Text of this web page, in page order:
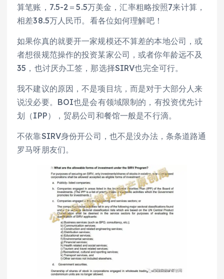
算笔账，7.5-2＝5.5万美金，汇率粗略按照7来计算，
相差38.5万人民币。看各位如何理解吧！
如果你真的就要开一家规模还不算差的本地公司，或
者想很规范操作的投资某家公司，或者你年龄远不及
35，也讨厌办工签，那选择SIRV也完全可行。
我不建议的原因，不是项目坑，而是对于大部分人来
说没必要。BOI也是会有领域限制的，有投资优先计
划（IPP），贸易公司和餐馆一般是不行滴。
不依靠SIRV身份开公司，也不是没办法，条条道路通
罗马呀朋友们。